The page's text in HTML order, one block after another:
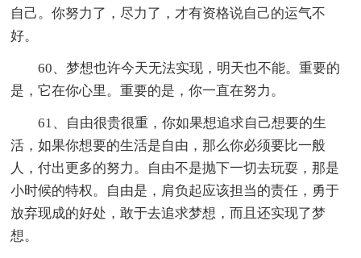
自己。你努力了，尽力了，才有资格说自己的运气不
好。
60、梦想也许今天无法实现，明天也不能。重要的
是，它在你心里。重要的是，你一直在努力。
61、自由很贵很重，你如果想追求自己想要的生
活，如果你想要的生活是自由，那么你必须要比一般
人，付出更多的努力。自由不是抛下一切去玩耍，那是
小时候的特权。自由是，肩负起应该担当的责任，勇于
放弃现成的好处，敢于去追求梦想，而且还实现了梦
想。